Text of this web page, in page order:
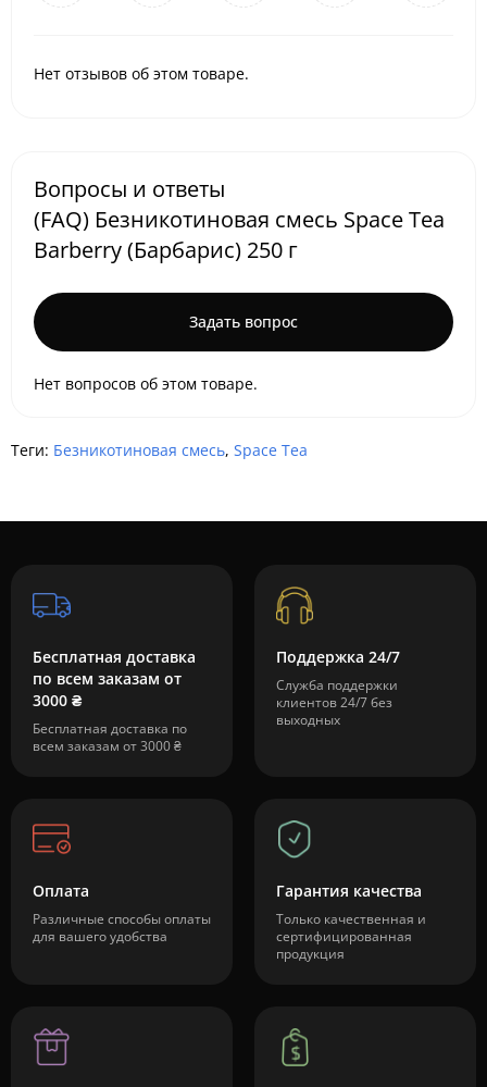
Нет отзывов об этом товаре.
Вопросы и ответы
(FAQ) Безникотиновая смесь Space Tea
Barberry (Барбарис) 250 г
Задать вопрос
Нет вопросов об этом товаре.
Теги: Безникотиновая смесь, Space Tea
Бесплатная доставка
по всем заказам от
3000 ₴
Бесплатная доставка по
всем заказам от 3000 ₴
Поддержка 24/7
Служба поддержки
клиентов 24/7 без
выходных
Оплата
Различные способы оплаты
для вашего удобства
Гарантия качества
Только качественная и
сертифицированная
продукция